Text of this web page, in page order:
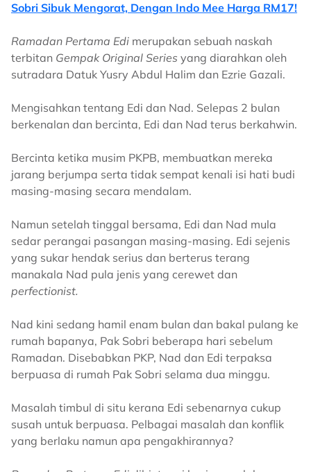
Sobri Sibuk Mengorat, Dengan Indo Mee Harga RM17!
Ramadan Pertama Edi merupakan sebuah naskah
terbitan Gempak Original Series yang diarahkan oleh
sutradara Datuk Yusry Abdul Halim dan Ezrie Gazali.
Mengisahkan tentang Edi dan Nad. Selepas 2 bulan
berkenalan dan bercinta, Edi dan Nad terus berkahwin.
Bercinta ketika musim PKPB, membuatkan mereka
jarang berjumpa serta tidak sempat kenali isi hati budi
masing-masing secara mendalam.
Namun setelah tinggal bersama, Edi dan Nad mula
sedar perangai pasangan masing-masing. Edi sejenis
yang sukar hendak serius dan berterus terang
manakala Nad pula jenis yang cerewet dan
perfectionist.
Nad kini sedang hamil enam bulan dan bakal pulang ke
rumah bapanya, Pak Sobri beberapa hari sebelum
Ramadan. Disebabkan PKP, Nad dan Edi terpaksa
berpuasa di rumah Pak Sobri selama dua minggu.
Masalah timbul di situ kerana Edi sebenarnya cukup
susah untuk berpuasa. Pelbagai masalah dan konflik
yang berlaku namun apa pengakhirannya?